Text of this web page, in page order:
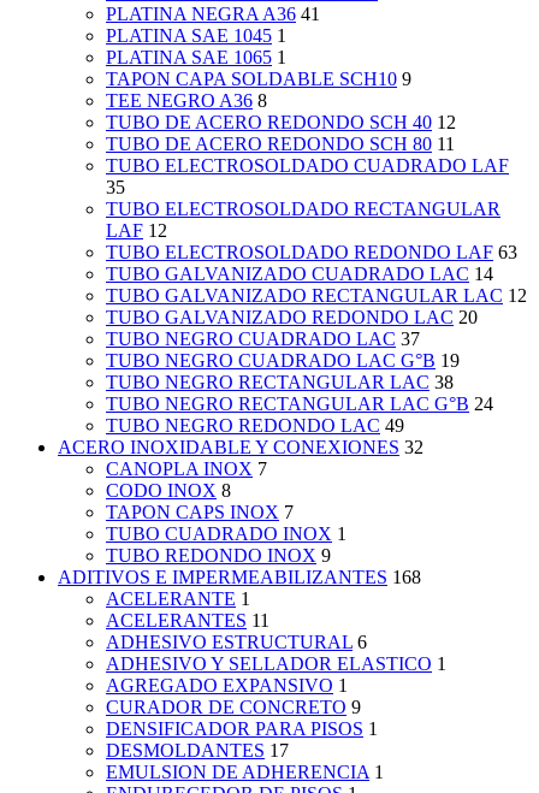
PLATINA NEGRA A36 41
PLATINA SAE 1045 1
PLATINA SAE 1065 1
TAPON CAPA SOLDABLE SCH10 9
TEE NEGRO A36 8
TUBO DE ACERO REDONDO SCH 40 12
TUBO DE ACERO REDONDO SCH 80 11
TUBO ELECTROSOLDADO CUADRADO LAF
35
TUBO ELECTROSOLDADO RECTANGULAR
LAF 12
TUBO ELECTROSOLDADO REDONDO LAF 63
TUBO GALVANIZADO CUADRADO LAC 14
TUBO GALVANIZADO RECTANGULAR LAC 12
TUBO GALVANIZADO REDONDO LAC 20
TUBO NEGRO CUADRADO LAC 37
TUBO NEGRO CUADRADO LAC G°B 19
TUBO NEGRO RECTANGULAR LAC 38
TUBO NEGRO RECTANGULAR LAC G°B 24
TUBO NEGRO REDONDO LAC 49
ACERO INOXIDABLE Y CONEXIONES 32
CANOPLA INOX 7
CODO INOX 8
TAPON CAPS INOX 7
TUBO CUADRADO INOX 1
TUBO REDONDO INOX 9
ADITIVOS E IMPERMEABILIZANTES 168
ACELERANTE 1
ACELERANTES 11
ADHESIVO ESTRUCTURAL 6
ADHESIVO Y SELLADOR ELASTICO 1
AGREGADO EXPANSIVO 1
CURADOR DE CONCRETO 9
DENSIFICADOR PARA PISOS 1
DESMOLDANTES 17
EMULSION DE ADHERENCIA 1